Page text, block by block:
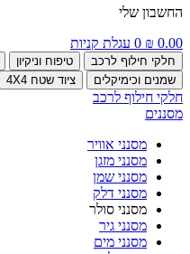
החשבון שלי
₪ 0.00
0 עגלת קניות
חלקי חילוף לרכב טיפוח וניקיון
שמנים וכימיקלים
ציוד שטח 4X4
חלקי חילוף לרכב
מסננים
מסנני אוויר
מסנני מזגן
מסנני שמן
מסנני דלק
מסנני סולר
מסנני גיר
מסנני מים